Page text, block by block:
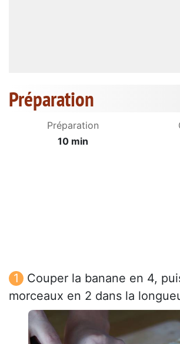
Préparation
Préparation
10 min
Couper la banane en 4,
morceaux en 2 dans la